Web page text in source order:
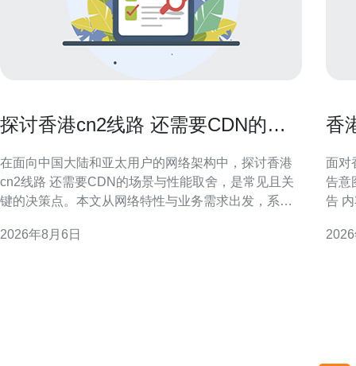
探讨香港cn2线路 还需要CDN的场
在面向中国大陆和亚太用户的网络架构中，探讨香港
cn2线路 还需要CDN的场景与性能取舍，是常见且关
键的决策点。本文从网络特性与业务需求出发，系统
迟、并发和可用性。 什么是香港CN2线路 香港CN2线
2026年8月6日
香
面对
告意
告
准备投